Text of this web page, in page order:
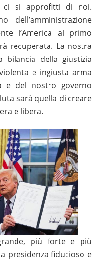
ci si approfitti di noi.
dell’amministrazione
l’America al primo
recuperata. La nostra
bilancia della giustizia
e ingiusta arma
e del nostro governo
sarà quella di creare
e libera.
più forte e più
presidenza fiducioso e